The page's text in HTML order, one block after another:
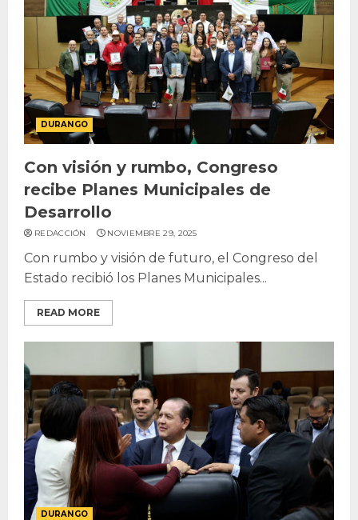
DURANGO
Con visión y rumbo, Congreso
recibe Planes Municipales de
Desarrollo
REDACCIÓN NOVIEMBRE 29, 2025
Con rumbo y visión de futuro, el Congreso del
Estado recibió los Planes Municipales...
READ MORE
DURANGO